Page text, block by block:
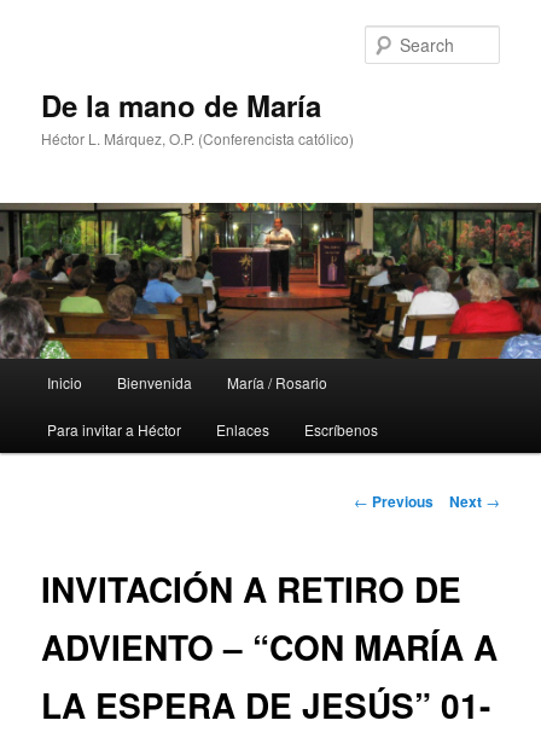
De la mano de María
Héctor L. Márquez, O.P. (Conferencista católico)
Inicio Bienvenida María / Rosario
Para invitar a Héctor Enlaces Escríbenos
Post
← Previous Next →
INVITACIÓN A RETIRO DE
ADVIENTO – “CON MARÍA A
LA ESPERA DE JESÚS” 01-